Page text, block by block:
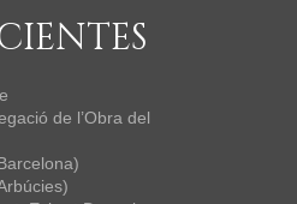
de l’Obra del